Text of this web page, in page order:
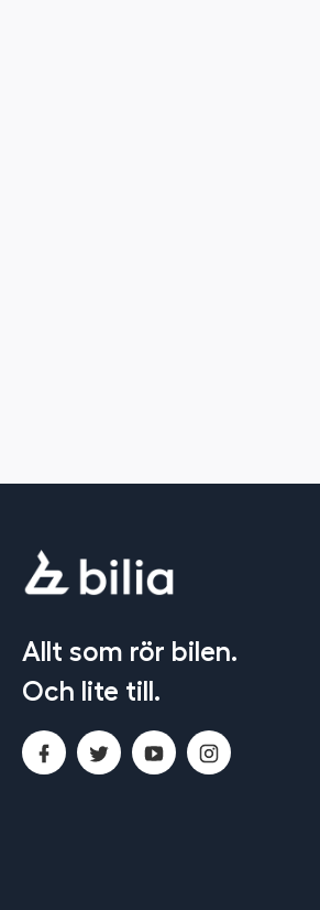
Allt som rör bilen.
Och lite till.
Bilia
i
Facebook
TwitterYouTubeInstagram